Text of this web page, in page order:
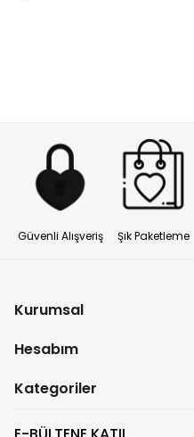
Güvenli Alışveriş Şık Paketleme
Kurumsal
Hesabım
Kategoriler